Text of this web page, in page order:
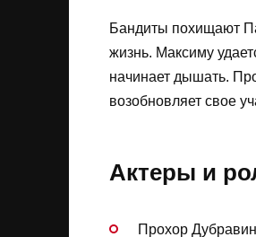
Бандиты похищают
жизнь. Максиму
начинает дышать.
возобновляет свое
Актеры и
Прохор